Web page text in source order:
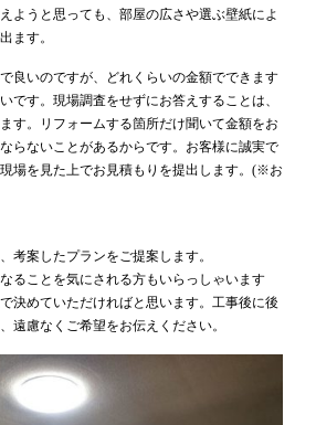
ようと思っても、部屋の広さや選ぶ壁紙によ
ます。
良いのですが、どれくらいの金額でできます
です。現場調査をせずにお答えすることは、
す。リフォームする箇所だけ聞いて金額をお
らないことがあるからです。お客様に誠実で
場を見た上でお見積もりを提出します。(※お
考案したプランをご提案します。
ることを気にされる方もいらっしゃいます
決めていただければと思います。工事後に後
遠慮なくご希望をお伝えください。